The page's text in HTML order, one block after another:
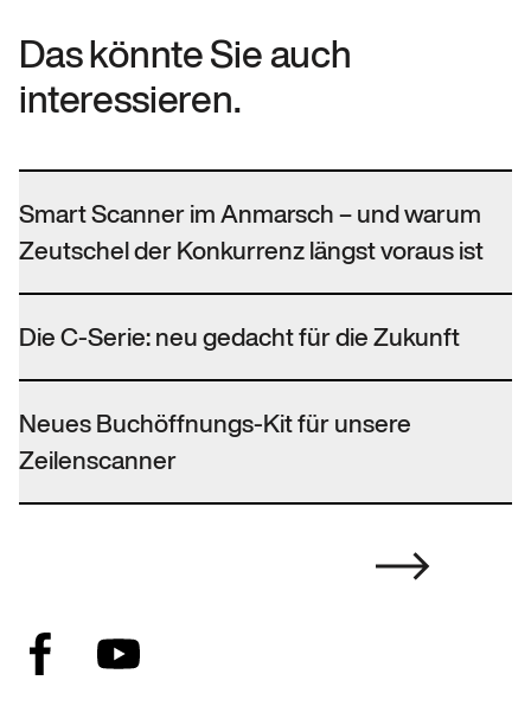
Das könnte Sie auch
interessieren.
Smart Scanner im Anmarsch – und warum
Zeutschel der Konkurrenz längst voraus ist
Die C-Serie: neu gedacht für die Zukunft
Neues Buchöffnungs-Kit für unsere
Zeilenscanner